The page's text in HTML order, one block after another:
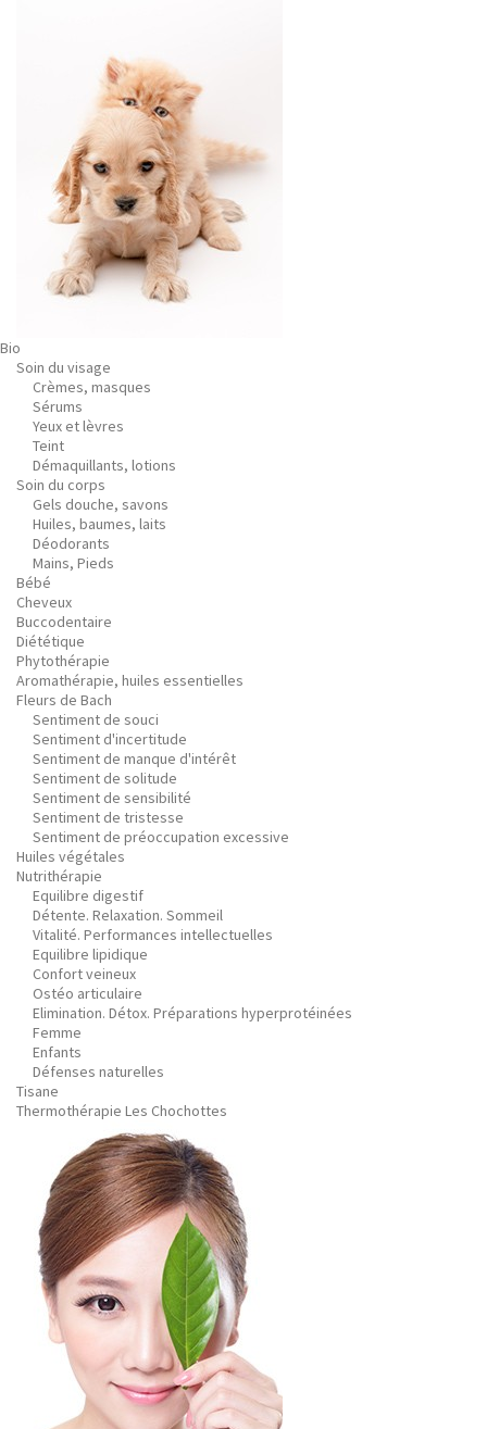
Bio
Soin du visage
Crèmes, masques
Sérums
Yeux et lèvres
Teint
Démaquillants, lotions
Soin du corps
Gels douche, savons
Huiles, baumes, laits
Déodorants
Mains, Pieds
Bébé
Cheveux
Buccodentaire
Diététique
Phytothérapie
Aromathérapie, huiles essentielles
Fleurs de Bach
Sentiment de souci
Sentiment d'incertitude
Sentiment de manque d'intérêt
Sentiment de solitude
Sentiment de sensibilité
Sentiment de tristesse
Sentiment de préoccupation excessive
Huiles végétales
Nutrithérapie
Equilibre digestif
Détente. Relaxation. Sommeil
Vitalité. Performances intellectuelles
Equilibre lipidique
Confort veineux
Ostéo articulaire
Elimination. Détox. Préparations hyperprotéinées
Femme
Enfants
Défenses naturelles
Tisane
Thermothérapie Les Chochottes